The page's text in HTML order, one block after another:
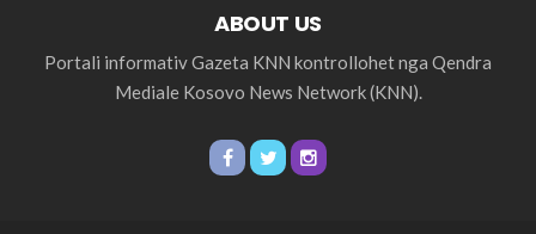
ABOUT US
Portali informativ Gazeta KNN kontrollohet nga Qendra
Mediale Kosovo News Network (KNN).